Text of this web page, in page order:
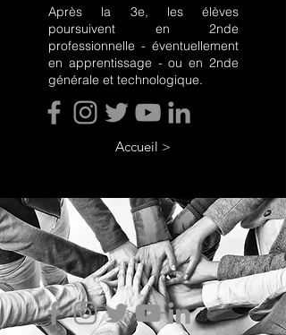
Après la 3e, les élèves
poursuivent en 2nde
professionnelle - éventuellement
en apprentissage - ou en 2nde
générale et technologique.
Accueil >